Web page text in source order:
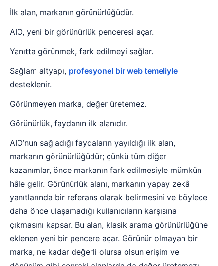
İlk alan, markanın görünürlüğüdür.
AIO, yeni bir görünürlük penceresi açar.
Yanıtta görünmek, fark edilmeyi sağlar.
Sağlam altyapı, profesyonel bir web temeliyle
desteklenir.
Görünmeyen marka, değer üretemez.
Görünürlük, faydanın ilk alanıdır.
AIO’nun sağladığı faydaların yayıldığı ilk alan,
markanın görünürlüğüdür; çünkü tüm diğer
kazanımlar, önce markanın fark edilmesiyle mümkün
hâle gelir. Görünürlük alanı, markanın yapay zekâ
yanıtlarında bir referans olarak belirmesini ve böylece
daha önce ulaşamadığı kullanıcıların karşısına
çıkmasını kapsar. Bu alan, klasik arama görünürlüğüne
eklenen yeni bir pencere açar. Görünür olmayan bir
marka, ne kadar değerli olursa olsun erişim ve